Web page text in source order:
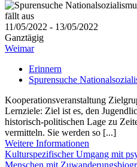
11/05/2022 - 13/05/2022
Ganztägig
Weimar
Erinnern
Spurensuche
Kooperationsveranstaltung
Lernziele: Ziel ist es, den
historisch-politischen Lage zu
vermitteln. Sie werden so [...]
Weitere Informationen
Kulturspezifischer Umgang mit
Menschen mit